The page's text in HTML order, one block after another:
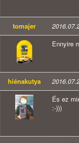
tomajer
Ennyire
hiénakutya
És ez
:-)))